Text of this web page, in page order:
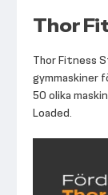
Thor
Thor Fitness
gymmaskiner
50 olika
Loaded.